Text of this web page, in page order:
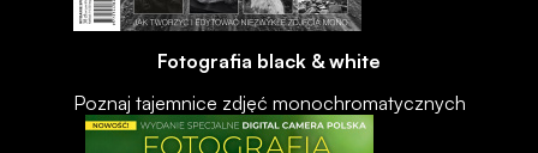
Fotografia black & white
Poznaj tajemnice zdjęć monochromatycznych